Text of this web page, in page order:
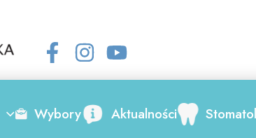
Wybory Aktualności